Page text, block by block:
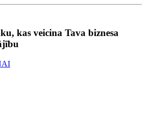
kas veicina Tava biznesa